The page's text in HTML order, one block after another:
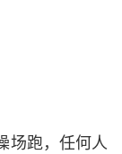
场跑，任何人